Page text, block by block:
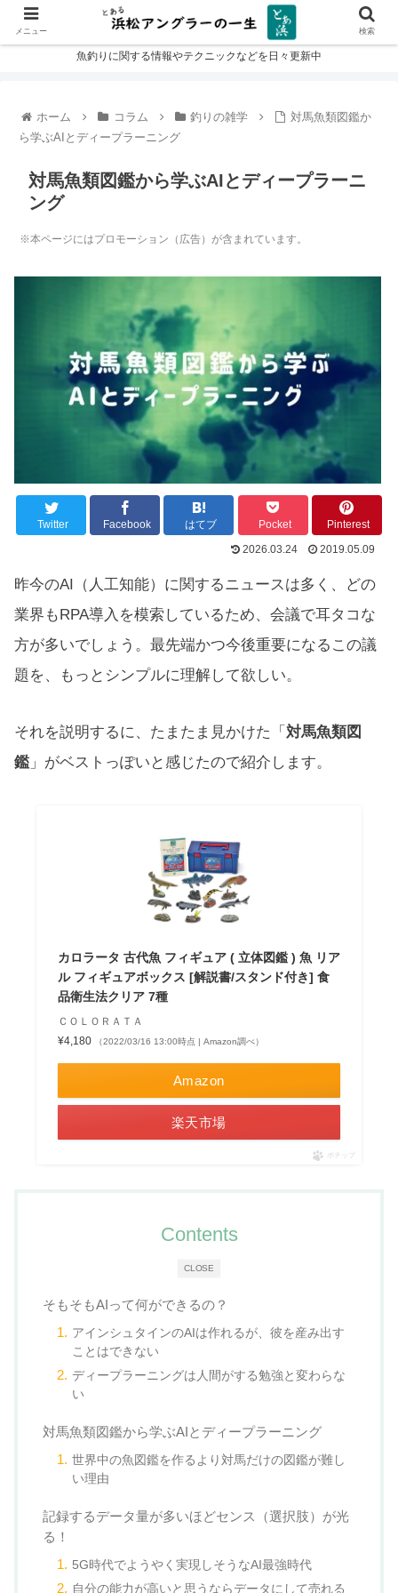
魚釣りに関する情報やテクニックなどを日々更新中
ホーム コラム 釣りの雑学
対馬魚類図鑑か
ら学ぶAIとディープラーニング
対馬魚類図鑑から学ぶAIとディープラーニ
ング
※本ページにはプロモーション（広告）が含まれています。
Twitter Facebook はてブ Pocket
Pinterest
2026.03.24
2019.05.09
昨今のAI（人工知能）に関するニュースは多く、どの
業界もRPA導入を模索しているため、会議で耳タコな
方が多いでしょう。最先端かつ今後重要になるこの議
題を、もっとシンプルに理解して欲しい。
それを説明するに、たまたま見かけた「 対馬魚類図
鑑 」がベストっぽいと感じたので紹介します。
カロラータ 古代魚 フィギュア ( 立体図鑑 ) 魚 リア
ル フィギュアボックス [解説書/スタンド付き] 食
品衛生法クリア 7種
ＣＯＬＯＲＡＴＡ
¥4,180
（2022/03/16 13:00時点 | Amazon調べ）
Amazon
楽天市場
ポチップ
CLOSE
Contents
そもそもAIって何ができるの？
アインシュタインのAIは作れるが、彼を産み出す
ことはできない
ディープラーニングは人間がする勉強と変わらな
い
対馬魚類図鑑から学ぶAIとディープラーニング
世界中の魚図鑑を作るより対馬だけの図鑑が難し
い理由
記録するデータ量が多いほどセンス（選択肢）が光
る！
5G時代でようやく実現しそうなAI最強時代
自分の能力が高いと思うならデータにして売れる
メニュー 検索